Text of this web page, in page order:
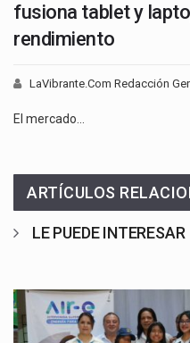
fusiona tablet y
rendimiento
LaVibrante.Com Redacción
El mercado…
ARTÍCULOS
LE PUEDE INTERESAR